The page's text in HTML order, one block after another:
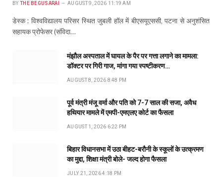
BY THE BEGUSARAI AUGUST 9, 2026 11:19 AM
डेस्क : विश्वविद्यालय परिसर स्थित जुबली हॉल में बीएसयूएससी, पटना से अनुशंसित
सहायक प्रोफेसर (संविदा…
मंझौल अस्पताल में घायल के पैर पर गत्ता लगाने का मामला:
डॉक्टर पर गिरी गाज, मांगा गया स्पष्टीकरण…
AUGUST 8, 2026 8:48 PM
पूर्व मंत्री मंजू वर्मा और पति को 7-7 साल की सजा, अवैध
हथियार मामले में एमपी-एमएलए कोर्ट का फैसला
AUGUST 1, 2026 6:22 PM
बिहार विधानसभा में उठा बीहट-बरौनी के स्कूलों के उत्क्रमण
का मुद्दा, शिक्षा मंत्री बोले- जल्द होगा फैसला
JULY 21, 2026 4:18 PM